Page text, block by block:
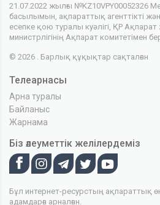
21.07.2022 жылғы №KZ10VPY00052326
басылымын, ақпараттық агенттікті
есепке қою туралы куәлігі, ҚР
министрлігінің Ақпарат комитетімен
© 2026 . Барлық құқықтар сақталған
Телеарнасы
Арна туралы
Байланыс
Жарнама
Біз әлеуметтік желілердеміз
Бұл интернет-ресурстың ақпараттық
адамдарға арналған.